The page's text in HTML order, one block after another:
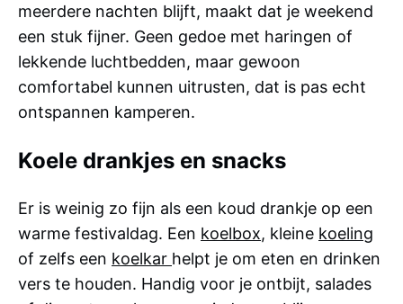
meerdere nachten blijft, maakt dat je weekend
een stuk fijner. Geen gedoe met haringen of
lekkende luchtbedden, maar gewoon
comfortabel kunnen uitrusten, dat is pas echt
ontspannen kamperen.
Koele drankjes en snacks
Er is weinig zo fijn als een koud drankje op een
warme festivaldag. Een koelbox, kleine koeling
of zelfs een koelkar helpt je om eten en drinken
vers te houden. Handig voor je ontbijt, salades